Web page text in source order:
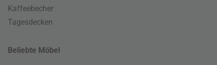
Kaffeebecher
Tagesdecken
Beliebte Möbel